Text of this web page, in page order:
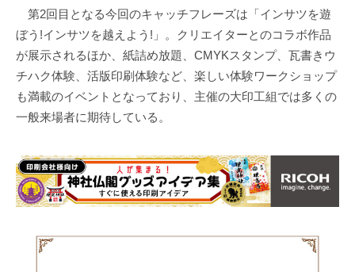
第2回目となる今回のキャッチフレーズは「インサツを遊
ぼう!インサツを越えよう!」。クリエイターとのコラボ作品
が展示されるほか、紙詰め放題、CMYKスタンプ、瓦書きウ
チハク体験、活版印刷体験など、楽しい体験ワークショップ
も満載のイベントとなっており、主催の大印工組では多くの
一般来場者に期待している。